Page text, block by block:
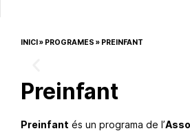
INICI» PROGRAMES » PREINFANT
Preinfant
Preinfant és un programa de l’